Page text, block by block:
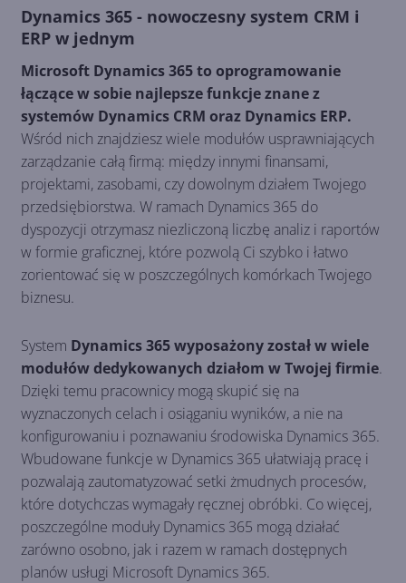
Dynamics 365 - nowoczesny system CRM i
ERP w jednym
Microsoft Dynamics 365 to oprogramowanie
łączące w sobie najlepsze funkcje znane z
systemów Dynamics CRM oraz Dynamics ERP.
Wśród nich znajdziesz wiele modułów usprawniających
zarządzanie całą firmą: między innymi finansami,
projektami, zasobami, czy dowolnym działem Twojego
przedsiębiorstwa. W ramach Dynamics 365 do
dyspozycji otrzymasz niezliczoną liczbę analiz i raportów
w formie graficznej, które pozwolą Ci szybko i łatwo
zorientować się w poszczególnych komórkach Twojego
biznesu.
System Dynamics 365 wyposażony został w wiele
modułów dedykowanych działom w Twojej firmie.
Dzięki temu pracownicy mogą skupić się na
wyznaczonych celach i osiąganiu wyników, a nie na
konfigurowaniu i poznawaniu środowiska Dynamics 365.
Wbudowane funkcje w Dynamics 365 ułatwiają pracę i
pozwalają zautomatyzować setki żmudnych procesów,
które dotychczas wymagały ręcznej obróbki. Co więcej,
poszczególne moduły Dynamics 365 mogą działać
zarówno osobno, jak i razem w ramach dostępnych
planów usługi Microsoft Dynamics 365.